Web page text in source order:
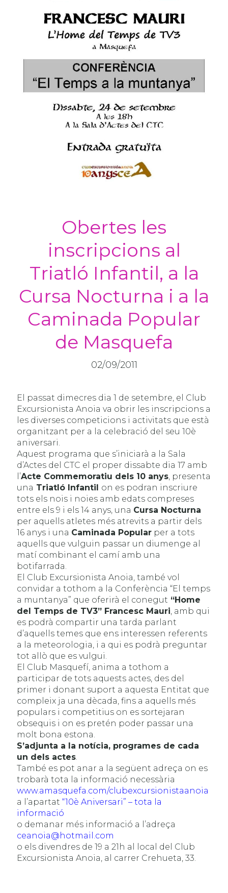
Obertes les
inscripcions al
Triatló Infantil, a la
Cursa Nocturna i a la
Caminada Popular
de Masquefa
02/09/2011
El passat dimecres dia 1 de setembre, el Club
Excursionista Anoia va obrir les inscripcions a
les diverses competicions i activitats que està
organitzant per a la celebració del seu 10è
aniversari.
Aquest programa que s’iniciarà a la Sala
d’Actes del CTC el proper dissabte dia 17 amb
l’Acte Commemoratiu dels 10 anys, presenta
una Triatló Infantil on es podran inscriure
tots els nois i noies amb edats compreses
entre els 9 i els 14 anys, una Cursa Nocturna
per aquells atletes més atrevits a partir dels
16 anys i una Caminada Popular per a tots
aquells que vulguin passar un diumenge al
matí combinant el camí amb una
botifarrada.
El Club Excursionista Anoia, també vol
convidar a tothom a la Conferència “El temps
a muntanya” que oferirà el conegut “Home
del Temps de TV3” Francesc Mauri, amb qui
es podrà compartir una tarda parlant
d’aquells temes que ens interessen referents
a la meteorologia, i a qui es podrà preguntar
tot allò que es vulgui.
El Club Masquefí, anima a tothom a
participar de tots aquests actes, des del
primer i donant suport a aquesta Entitat que
compleix ja una dècada, fins a aquells més
populars i competitius on es sortejaran
obsequis i on es pretén poder passar una
molt bona estona.
S’adjunta a la notícia, programes de cada
un dels actes.
També es pot anar a la següent adreça on es
trobarà tota la informació necessària
www.amasquefa.com/clubexcursionistaanoia
a l’apartat“10è Aniversari” – tota la
informació
o demanar més informació a l’adreça
ceanoia@hotmail.com
o els divendres de 19 a 21h al local del Club
Excursionista Anoia, al carrer Crehueta, 33.